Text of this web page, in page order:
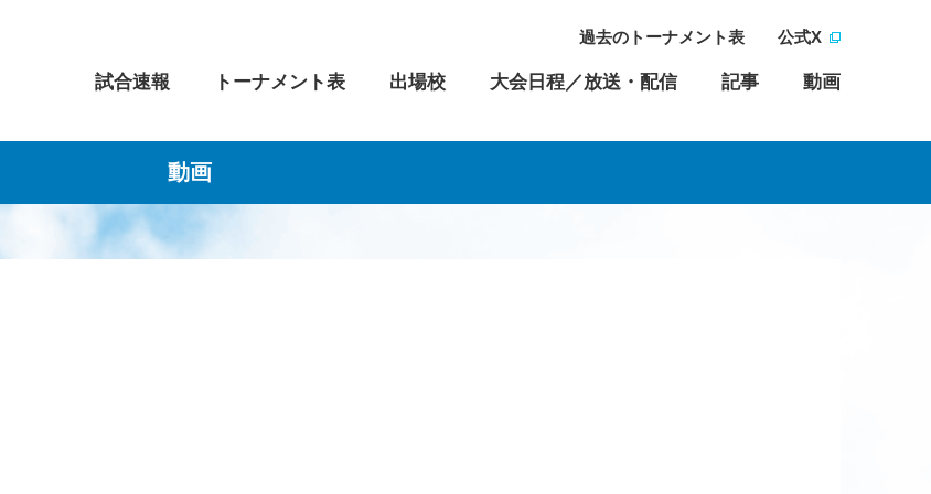
試合速報 トーナメント表 出場校 大会日程／放送・配信 記事 動画
過去のトーナメント表 公式X
動画